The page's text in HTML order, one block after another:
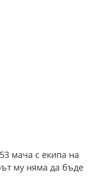
мача с екипа на
му няма да бъде